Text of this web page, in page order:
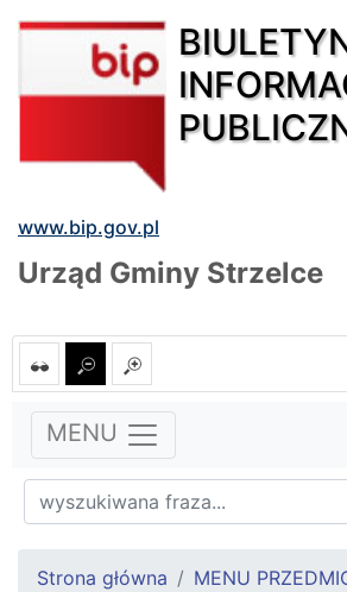
www.bip.gov.pl
Urząd Gminy Strzelce
MENU
Strona główna MENU